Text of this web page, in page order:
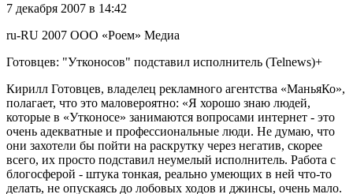
7 декабря 2007 в 14:42
ru-RU 2007 ООО «Роем» Медиа
Готовцев: "Утконосов" подставил исполнитель (Telnews)+
Кирилл Готовцев, владелец рекламного агентства «МаньяКо»,
полагает, что это маловероятно: «Я хорошо знаю людей,
которые в «Утконосе» занимаются вопросами интернет - это
очень адекватные и профессиональные люди. Не думаю, что
они захотели бы пойти на раскрутку через негатив, скорее
всего, их просто подставил неумелый исполнитель. Работа с
блогосферой - штука тонкая, реально умеющих в ней что-то
делать, не опускаясь до лобовых ходов и джинсы, очень мало.